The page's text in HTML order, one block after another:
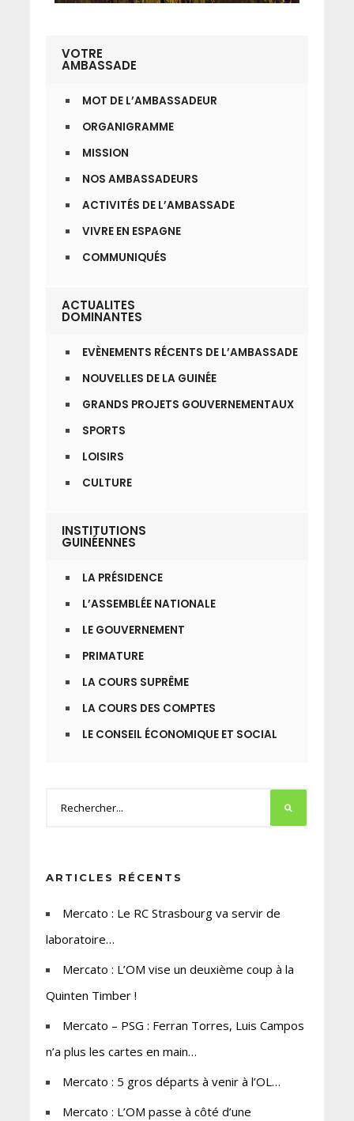
VOTRE
AMBASSADE
MOT DE L’AMBASSADEUR
ORGANIGRAMME
MISSION
NOS AMBASSADEURS
ACTIVITÉS DE L’AMBASSADE
VIVRE EN ESPAGNE
COMMUNIQUÉS
ACTUALITES
DOMINANTES
EVÈNEMENTS RÉCENTS DE L’AMBASSADE
NOUVELLES DE LA GUINÉE
GRANDS PROJETS GOUVERNEMENTAUX
SPORTS
LOISIRS
CULTURE
INSTITUTIONS
GUINÉENNES
LA PRÉSIDENCE
L’ASSEMBLÉE NATIONALE
LE GOUVERNEMENT
PRIMATURE
LA COURS SUPRÊME
LA COURS DES COMPTES
LE CONSEIL ÉCONOMIQUE ET SOCIAL
ARTICLES RÉCENTS
Mercato : Le RC Strasbourg va servir de
laboratoire…
Mercato : L’OM vise un deuxième coup à la
Quinten Timber !
Mercato – PSG : Ferran Torres, Luis Campos
n’a plus les cartes en main…
Mercato : 5 gros départs à venir à l’OL…
Mercato : L’OM passe à côté d’une